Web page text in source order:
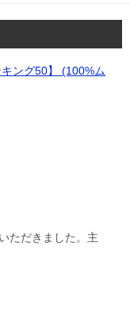
ング50】 (100%ム
ただきました。主